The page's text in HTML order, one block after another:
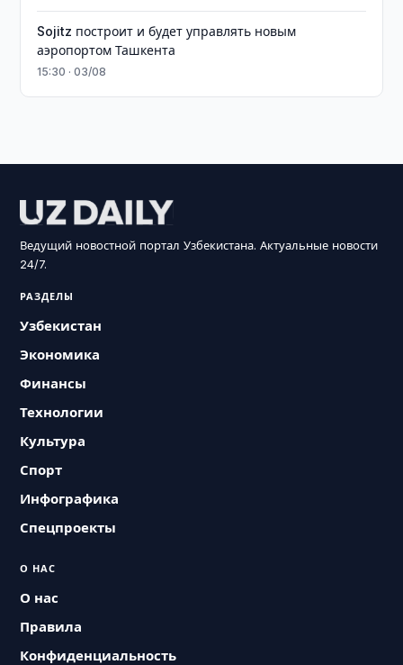
Sojitz построит и будет управлять новым
аэропортом Ташкента
15:30 · 03/08
Ведущий новостной портал Узбекистана. Актуальные новости
24/7.
РАЗДЕЛЫ
Узбекистан
Экономика
Финансы
Технологии
Культура
Спорт
Инфографика
Спецпроекты
О НАС
О нас
Правила
Конфиденциальность